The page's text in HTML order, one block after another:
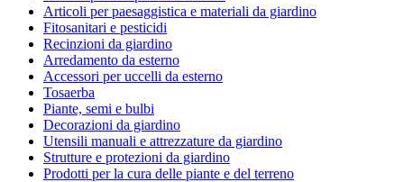
Articoli per paesaggistica e materiali da giardino
Fitosanitari e pesticidi
Recinzioni da giardino
Arredamento da esterno
Accessori per uccelli da esterno
Tosaerba
Piante, semi e bulbi
Decorazioni da giardino
Utensili manuali e attrezzature da giardino
Strutture e protezioni da giardino
Prodotti per la cura delle piante e del terreno